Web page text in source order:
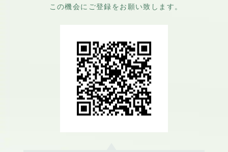
この機会にご登録をお願い致します。